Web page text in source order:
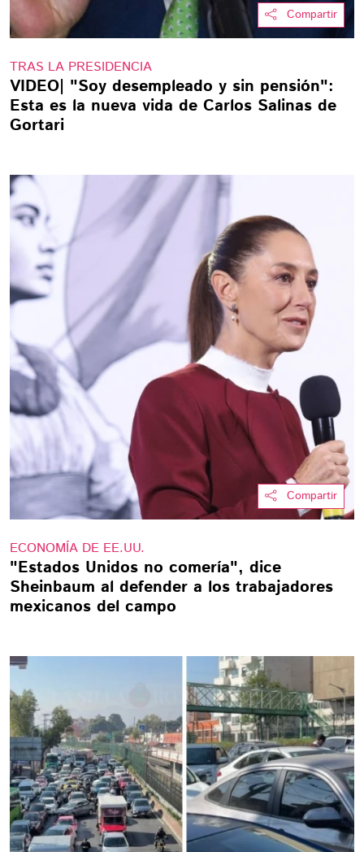
Compartir
TRAS LA PRESIDENCIA
VIDEO| "Soy desempleado y sin pensión":
Esta es la nueva vida de Carlos Salinas de
Gortari
Compartir
ECONOMÍA DE EE.UU.
"Estados Unidos no comería", dice
Sheinbaum al defender a los trabajadores
mexicanos del campo